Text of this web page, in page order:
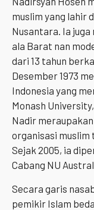
muslim yang lahir
Nusantara. Ia
ala Barat nan
dari 13 tahun
Desember 1973
Indonesia yang
Monash
Nadir
organisasi muslim
Sejak 2005, ia
Cabang NU
Secara garis
pemikir Islam